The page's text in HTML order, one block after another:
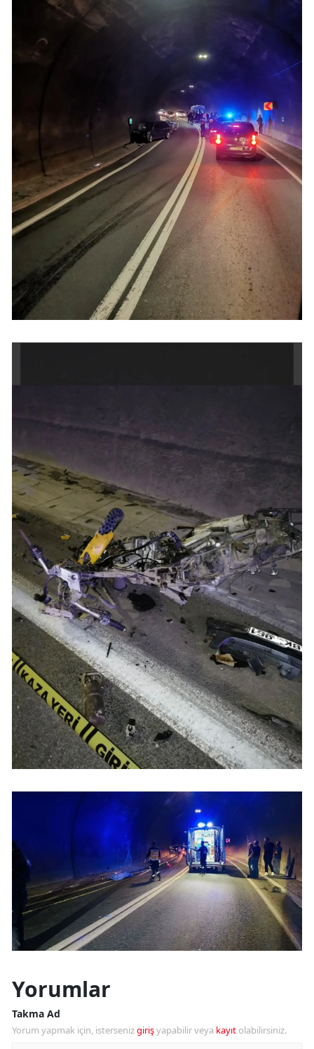
Yorumlar
Takma Ad
Yorum yapmak için, istersenizgirişyapabilir veya kayıt olabilirsiniz.